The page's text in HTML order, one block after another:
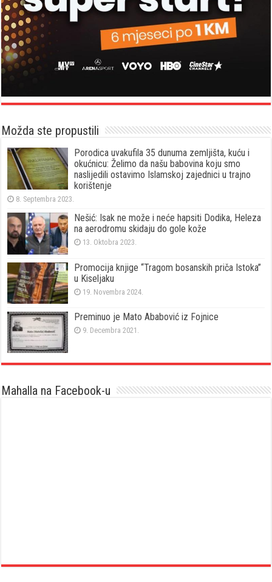
Možda ste propustili
Porodica uvakufila 35 dunuma zemljišta, kuću i
okućnicu: Želimo da našu babovina koju smo
naslijedili ostavimo Islamskoj zajednici u trajno
korištenje
8. Septembra 2023.
Nešić: Isak ne može i neće hapsiti Dodika, Heleza
na aerodromu skidaju do gole kože
13. Oktobra 2023.
Promocija knjige “Tragom bosanskih priča Istoka”
u Kiseljaku
19. Novembra 2024.
Preminuo je Mato Ababović iz Fojnice
9. Decembra 2021.
Mahalla na Facebook-u